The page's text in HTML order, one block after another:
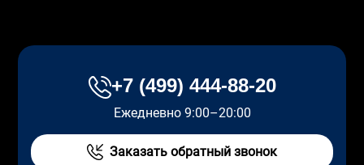
+7 (499) 444-88-20
Ежедневно 9:00–20:00
Заказать обратный звонок